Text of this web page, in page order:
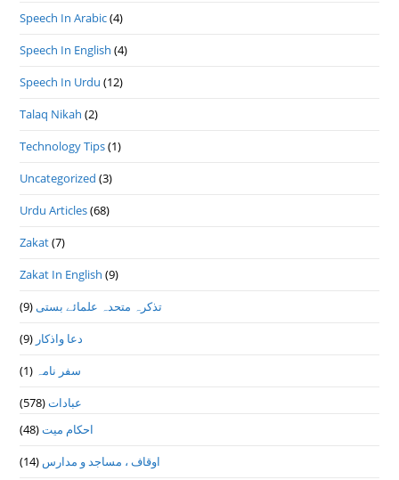
Speech In Arabic(4)
Speech In English (4)
Speech In Urdu (12)
Talaq Nikah (2)
Technology Tips(1)
Uncategorized (3)
Urdu Articles(68)
Zakat(7)
Zakat In English (9)
تذكرہ متحدہ علمائے بستى(9)
دعا واذكار (9)
سفر نامہ (1)
عبادات(578)
احکام میت(48)
اوقاف ، مساجد و مدارس (14)